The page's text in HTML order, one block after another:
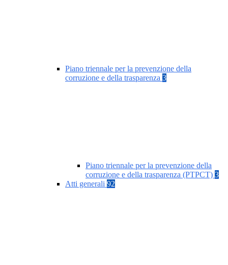
Piano triennale per la prevenzione della
corruzione e della trasparenza 3
Piano triennale per la prevenzione della
corruzione e della trasparenza (PTPCT) 3
Atti generali 92